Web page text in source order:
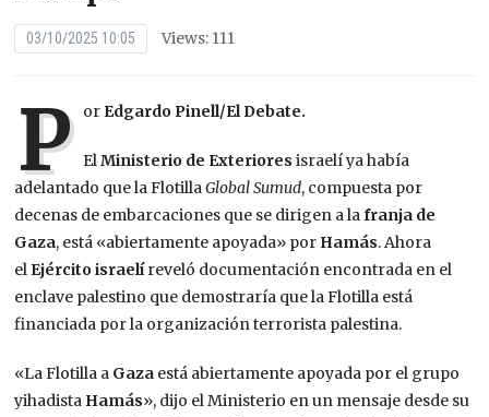
03/10/2025 10:05 Views: 111
P or Edgardo Pinell/El Debate.
ElMinisterio de Exteriores israelí ya había
adelantado que la FlotillaGlobal Sumud, compuesta por
decenas de embarcaciones que se dirigen a lafranja de
Gaza, está «abiertamente apoyada» por Hamás. Ahora
el Ejército israelíreveló documentación encontrada en el
enclave palestino que demostraría que la Flotilla está
financiada por la organización terrorista palestina.
«La Flotilla a Gaza está abiertamente apoyada por el grupo
yihadista Hamás», dijo el Ministerio en un mensaje desde su